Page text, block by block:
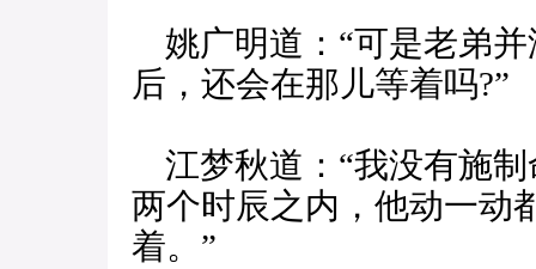
姚广明道：“可是老弟
后，还会在那儿等着吗?”
江梦秋道：“我没有施
两个时辰之内，他动一动
着。”